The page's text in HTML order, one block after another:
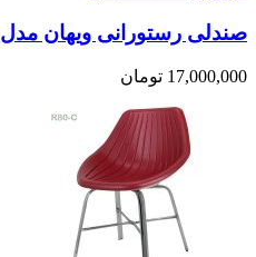
صندلی رستورانی ویهان مدل R83-WG
17,000,000 تومان